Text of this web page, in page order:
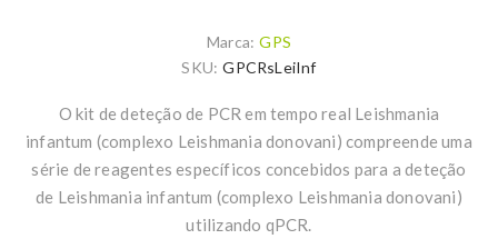
Marca: GPS
SKU: GPCRsLeiInf
O kit de deteção de PCR em tempo real Leishmania
infantum (complexo Leishmania donovani) compreende uma
série de reagentes específicos concebidos para a deteção
de Leishmania infantum (complexo Leishmania donovani)
utilizando qPCR.